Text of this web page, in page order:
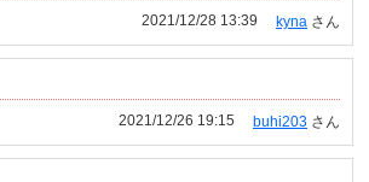
kyna さん
2021/12/28 13:39
buhi203 さん
2021/12/26 19:15